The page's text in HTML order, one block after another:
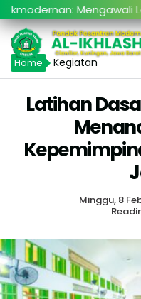
Mengawali
Home Kegiatan
Latihan
Minggu, 8